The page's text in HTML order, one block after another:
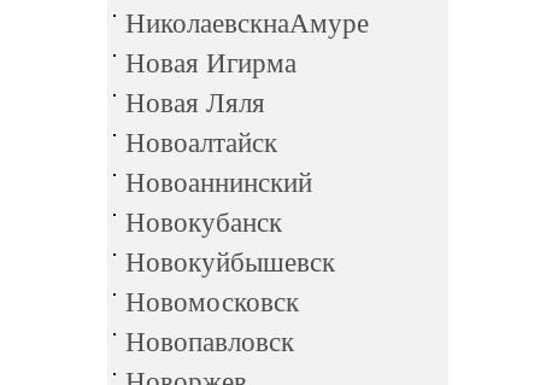
НиколаевскнаАмуре
Новая Игирма
Новая Ляля
Новоалтайск
Новоаннинский
Новокубанск
Новокуйбышевск
Новомосковск
Новопавловск